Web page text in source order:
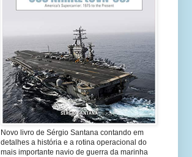
Novo livro de Sérgio Santana contando em
detalhes a história e a rotina operacional do
mais importante navio de guerra da marinha